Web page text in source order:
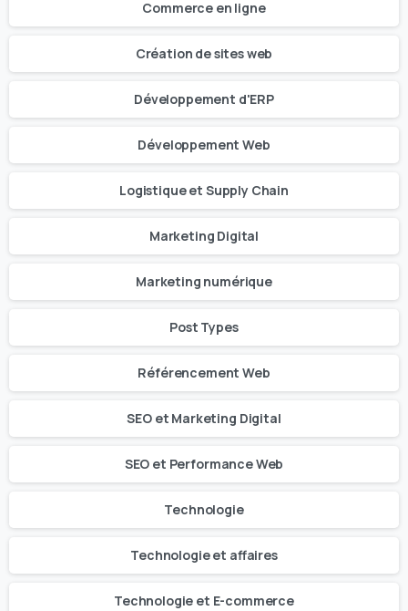
Commerce en ligne
Création de sites web
Développement d'ERP
Développement Web
Logistique et Supply Chain
Marketing Digital
Marketing numérique
Post Types
Référencement Web
SEO et Marketing Digital
SEO et Performance Web
Technologie
Technologie et affaires
Technologie et E-commerce